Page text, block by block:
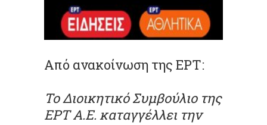
Από ανακοίνωση της ΕΡΤ:
Το Διοικητικό Συμβούλιο της
ΕΡΤ Α.Ε. καταγγέλλει την